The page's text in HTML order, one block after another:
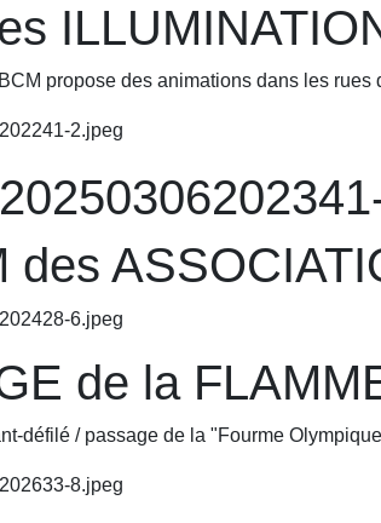
propose des animations dans les rues
des
de la
défilé / passage de la "Fourme